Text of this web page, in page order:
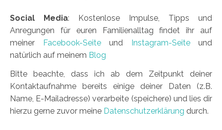
Social Media: Kostenlose Impulse, Tipps und
Anregungen für euren Familienalltag findet ihr auf
meiner Facebook-Seiteund Instagram-Seiteund
natürlich auf meinem Blog
Bitte beachte, dass ich ab dem Zeitpunkt deiner
Kontaktaufnahme bereits einige deiner Daten (z.B.
Name, E-Mailadresse) verarbeite (speichere) und lies dir
hierzu gerne zuvor meine Datenschutzerklärung durch.